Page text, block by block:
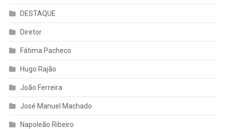
DESTAQUE
Diretor
Fátima Pacheco
Hugo Rajão
João Ferreira
José Manuel Machado
Napoleão Ribeiro